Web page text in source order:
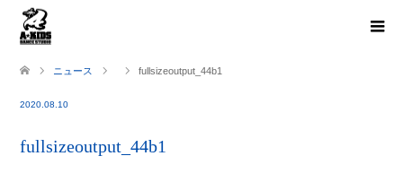
ニュース fullsizeoutput_44b1
2020.08.10
fullsizeoutput_44b1